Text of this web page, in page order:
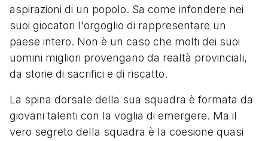
aspirazioni di un popolo. Sa come infondere nei
suoi giocatori l'orgoglio di rappresentare un
paese intero. Non è un caso che molti dei suoi
uomini migliori provengano da realtà provinciali,
da storie di sacrifici e di riscatto.
La spina dorsale della sua squadra è formata da
giovani talenti con la voglia di emergere. Ma il
vero segreto della squadra è la coesione quasi